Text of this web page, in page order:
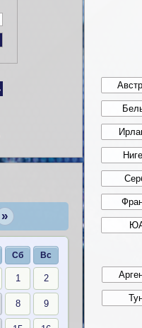
»
Сб Вс
1 2
8 9